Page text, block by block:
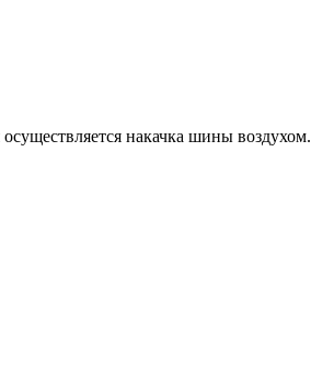
накачка шины воздухом.